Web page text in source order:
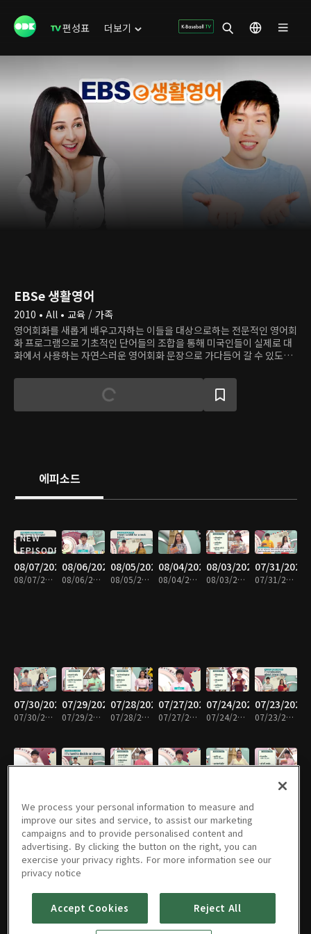
편성표 더보기
EBSe 생활영어
2010 • All • 교육 / 가족
영어회화를 새롭게 배우고자하는 이들을 대상으로하는 전문적인 영어회
화 프로그램으로 기초적인 단어들의 조합을 통해 미국인들이 실제로 대
화에서 사용하는 자연스러운 영어회화 문장으로 가다듬어 갈 수 있도록
에피소드
NEW
EPISODE
08/07/2026
08/07/2026 • 29분
08/06/2026
08/06/2026 • 30분
08/05/2026
08/05/2026 • 30분
08/04/2026
08/04/2026 • 29분
08/03/2026
08/03/2026 • 29분
07/31/2026
07/31/2026 • 29분
07/30/2026
07/30/2026 • 29분
07/29/2026
07/29/2026 • 29분
07/28/2026
07/28/2026 • 28분
07/27/2026
07/27/2026 • 29분
07/24/2026
07/24/2026 • 29분
07/23/2026
07/23/2026 • 28분
07/15/2026
07/14/2026
07/14/2026 • 28분
07/13/202607/10/202607/09/202607/08/202607/07/2026
We process your personal information to measure and
improve our sites and service, to assist our marketing
campaigns and to provide personalised content and
advertising. By clicking the button on the right, you can
exercise your privacy rights. For more information see our
privacy notice
Accept Cookies Reject All